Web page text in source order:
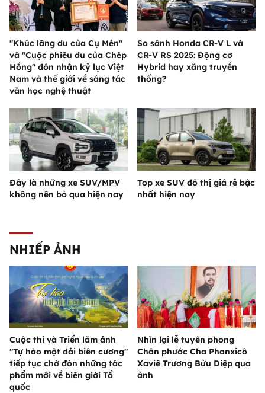
"Khúc lãng du của Cụ Mén"
và "Cuộc phiêu du của Chép
Hồng" đón nhận kỷ lục Việt
Nam và thế giới về sáng tác
văn học nghệ thuật
So sánh Honda CR-V L và
CR-V RS 2025: Động cơ
Hybrid hay xăng truyền
thống?
Đây là những xe SUV/MPV
không nên bỏ qua hiện nay
Top xe SUV đô thị giá rẻ bậc
nhất hiện nay
NHIẾP ẢNH
Cuộc thi và Triển lãm ảnh
"Tự hào một dải biên cương"
tiếp tục chờ đón những tác
phẩm mới về biên giới Tổ
quốc
Nhìn lại lễ tuyên phong
Chân phước Cha Phanxicô
Xaviê Trương Bửu Diệp qua
ảnh